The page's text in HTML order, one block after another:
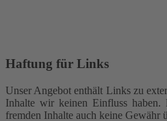
Haftung für Links
Unser Angebot enthält Links zu
Inhalte wir keinen Einfluss
fremden Inhalte auch keine Gewähr